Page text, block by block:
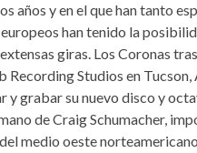
años y en el que han tanto
han tenido la
giras. Los Coronas
Recording Studios en Tucson,
y grabar su nuevo disco y
de Craig Schumacher,
medio oeste